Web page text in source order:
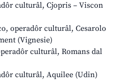
culturâl, Cjopris – Viscon
operadôr culturâl, Cesarolo
(Vignesie)
culturâl, Romans dal
culturâl, Aquilee (Udin)